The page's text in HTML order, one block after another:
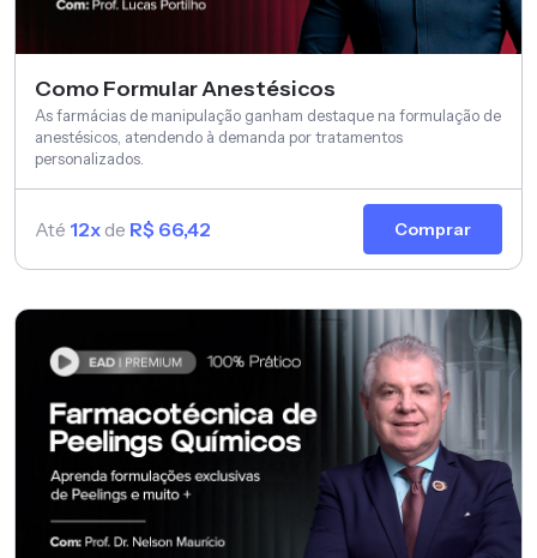
Como Formular Anestésicos
As farmácias de manipulação ganham destaque na formulação de
anestésicos, atendendo à demanda por tratamentos
personalizados.
Até 12x de R$ 66,42 Comprar